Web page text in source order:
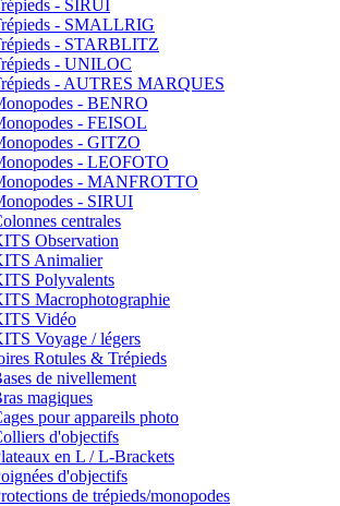
- SIRUI
- SMALLRIG
- STARBLITZ
- UNILOC
- AUTRES MARQUES
- BENRO
- FEISOL
- GITZO
- LEOFOTO
- MANFROTTO
- SIRUI
centrales
Observation
Animalier
Polyvalents
Macrophotographie
Vidéo
Voyage / légers
Rotules & Trépieds
de nivellement
magiques
pour appareils photo
d'objectifs
en L / L-Brackets
d'objectifs
de trépieds/monopodes